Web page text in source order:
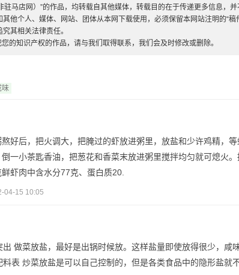
驻马店网）”的作品，均转载自其他媒体，转载目的在于传递更多信息，并
他个人、媒体、网站、团体从本网下载使用，必须保留本网站注明的“稿
其相关法律责任。
的知识产权的作品，请与我们取得联系，我们会及时修改或删除。
味
熬好后，把火调大，把腌过的虾放进粥里，放盐和少许鸡精，
倒一小茶匙香油，把葱花和香菜末放进粥里搅拌均匀就可熄火
鲜虾肉中含水分77克、蛋白质20.
04-15 10:05
做菜放盐，最好是出锅时候放。这样盐量即使放得很少，咸
表 炒菜放盐是可以自己控制的，但是各类食品中的隐形盐就